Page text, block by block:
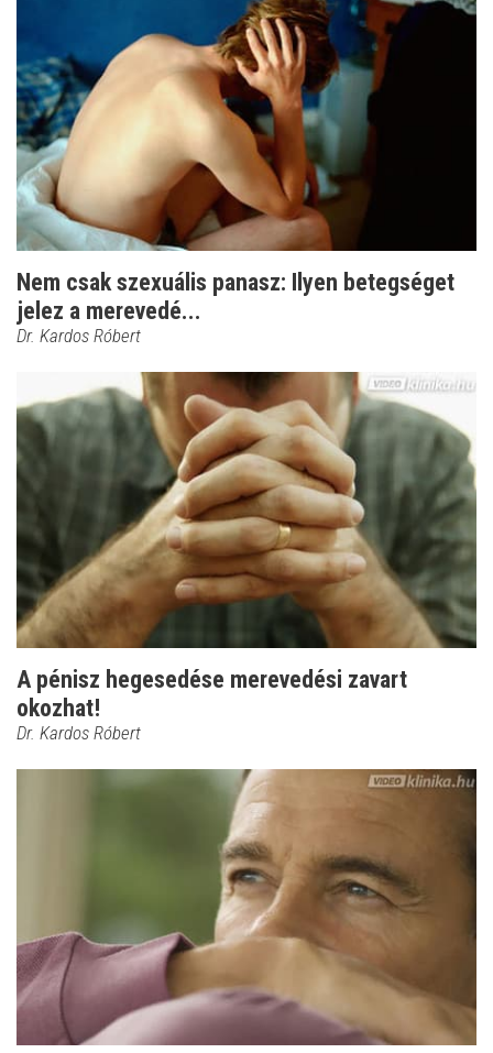
Nem csak szexuális panasz: Ilyen betegséget
jelez a merevedé...
Dr. Kardos Róbert
A pénisz hegesedése merevedési zavart
okozhat!
Dr. Kardos Róbert